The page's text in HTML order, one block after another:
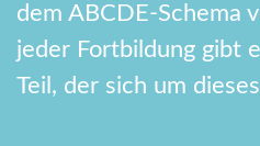
dem ABCDE-Schema
jeder Fortbildung gibt
Teil, der sich um